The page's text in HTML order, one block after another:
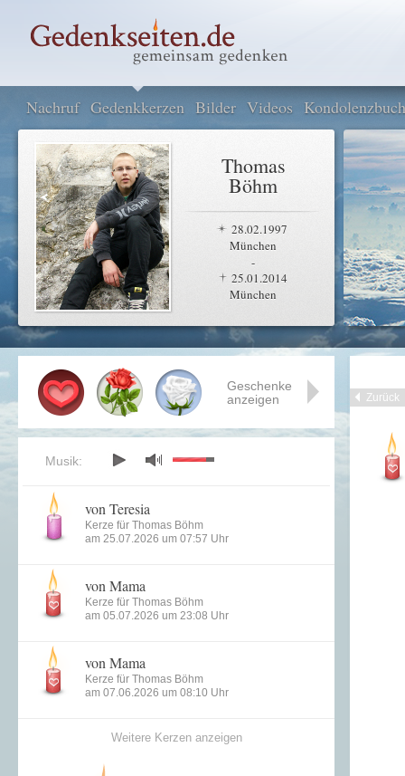
Nachruf Gedenkkerzen Bilder Videos Kondolenzbuch
Thomas
Böhm
28.02.1997
München
-
25.01.2014
München
Zurück
Geschenke
anzeigen
Musik:
von Teresia
Kerze für Thomas Böhm
am 25.07.2026 um 07:57 Uhr
von Mama
Kerze für Thomas Böhm
am 05.07.2026 um 23:08 Uhr
von Mama
Kerze für Thomas Böhm
am 07.06.2026 um 08:10 Uhr
Weitere Kerzen anzeigen